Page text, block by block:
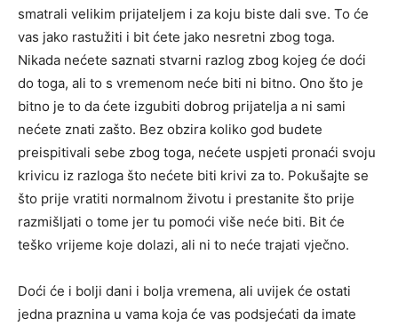
smatrali velikim prijateljem i za koju biste dali sve. To će
vas jako rastužiti i bit ćete jako nesretni zbog toga.
Nikada nećete saznati stvarni razlog zbog kojeg će doći
do toga, ali to s vremenom neće biti ni bitno. Ono što je
bitno je to da ćete izgubiti dobrog prijatelja a ni sami
nećete znati zašto. Bez obzira koliko god budete
preispitivali sebe zbog toga, nećete uspjeti pronaći svoju
krivicu iz razloga što nećete biti krivi za to. Pokušajte se
što prije vratiti normalnom životu i prestanite što prije
razmišljati o tome jer tu pomoći više neće biti. Bit će
teško vrijeme koje dolazi, ali ni to neće trajati vječno.
Doći će i bolji dani i bolja vremena, ali uvijek će ostati
jedna praznina u vama koja će vas podsjećati da imate